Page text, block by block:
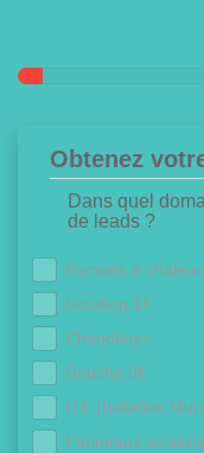
Obtenez
Dans quel
de leads ?
Pompes à chaleur
Isolation 1€
Chaudières
Douche 0€
ITE (Isolation
Panneaux solaires